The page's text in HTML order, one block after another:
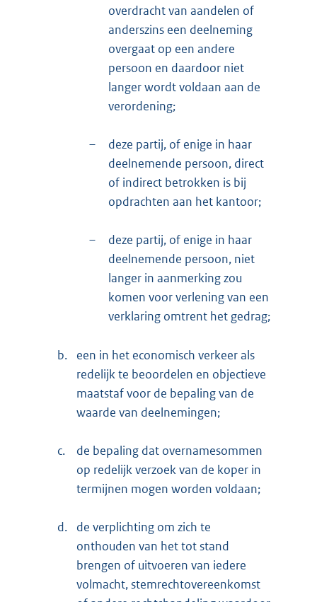
overdracht van aandelen of
anderszins een deelneming
overgaat op een andere
persoon en daardoor niet
langer wordt voldaan aan de
verordening;
–
deze partij, of enige in haar
deelnemende persoon, direct
of indirect betrokken is bij
opdrachten aan het kantoor;
–
deze partij, of enige in haar
deelnemende persoon, niet
langer in aanmerking zou
komen voor verlening van een
verklaring omtrent het gedrag;
b.
een in het economisch verkeer als
redelijk te beoordelen en objectieve
maatstaf voor de bepaling van de
waarde van deelnemingen;
c.
de bepaling dat overnamesommen
op redelijk verzoek van de koper in
termijnen mogen worden voldaan;
d.
de verplichting om zich te
onthouden van het tot stand
brengen of uitvoeren van iedere
volmacht, stemrechtovereenkomst